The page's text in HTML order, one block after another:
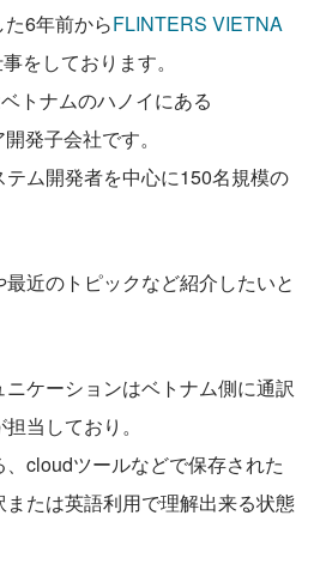
6年前からFLINTERS VIETNA
をしております。
トナムのハノイにある
発子会社です。
ム開発者を中心に150名規模の
近のトピックなど紹介したいと
ケーションはベトナム側に通訳
当しており。
cloudツールなどで保存された
または英語利用で理解出来る状態